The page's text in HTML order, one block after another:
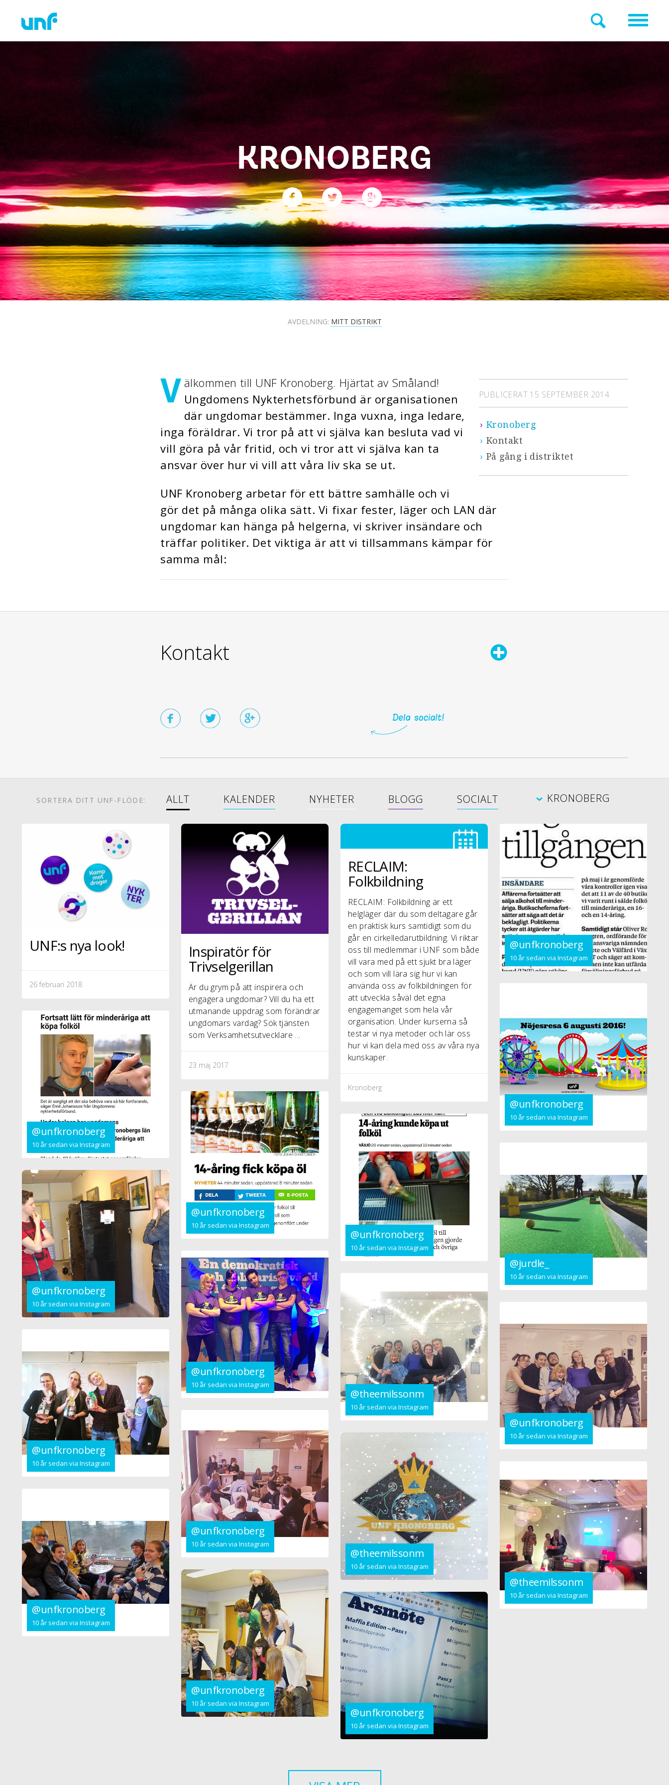
KRONOBERG
AVDELNING: MITT DISTRIKT
PUBLICERAT 15 SEPTEMBER 2014
Kronoberg
Kontakt
På gång i distriktet
V älkommen till UNF Kronoberg. Hjärtat av Småland!
Ungdomens Nykterhetsförbund är organisationen
där ungdomar bestämmer. Inga vuxna, inga ledare,
inga föräldrar. Vi tror på att vi själva kan besluta vad vi
vill göra på vår fritid, och vi tror att vi själva kan ta
ansvar över hur vi vill att våra liv ska se ut.
UNF Kronoberg arbetar för ett bättre samhälle och vi
gör det på många olika sätt. Vi fixar fester, läger och LAN där
ungdomar kan hänga på helgerna, vi skriver insändare och
träffar politiker. Det viktiga är att vi tillsammans kämpar för
samma mål:
Kontakt
SORTERA DITT UNF-FLÖDE: ALLT KALENDER NYHETER BLOGG SOCIALT KRONOBERG
UNF:s nya look!
26 februari 2018
Inspiratör för
Trivselgerillan
Är du grym på att inspirera och
engagera ungdomar? Vill du ha ett
utmanande uppdrag som förändrar
ungdomars vardag? Sök tjänsten
som Verksamhetsutvecklare …
23 maj 2017
RECLAIM:
Folkbildning
RECLAIM: Folkbildning är ett
helgläger där du som deltagare går
en praktisk kurs samtidigt som du
går en cirkelledarutbildning. Vi riktar
oss till medlemmar i UNF som både
vill vara med på ett sjukt bra läger
och som vill lära sig hur vi kan
använda oss av folkbildningen för
att utveckla såväl det egna
engagemanget som hela vår
organisation. Under kurserna så
testar vi nya metoder och lär oss
hur vi kan dela med oss av våra nya
kunskaper.
Kronoberg
@unfkronoberg
10 år sedan via Instagram
@unfkronoberg
10 år sedan via Instagram
@unfkronoberg
10 år sedan via Instagram
@unfkronoberg
10 år sedan via Instagram
@unfkronoberg
10 år sedan via Instagram
@jurdle_
10 år sedan via Instagram
@unfkronoberg
10 år sedan via Instagram
@unfkronoberg
10 år sedan via Instagram
@theemilssonm
10 år sedan via Instagram
@unfkronoberg
10 år sedan via Instagram
@unfkronoberg
10 år sedan via Instagram
@unfkronoberg
10 år sedan via Instagram
@theemilssonm
10 år sedan via Instagram
@theemilssonm
10 år sedan via Instagram
@unfkronoberg
10 år sedan via Instagram
@unfkronoberg
10 år sedan via Instagram
@unfkronoberg
10 år sedan via Instagram